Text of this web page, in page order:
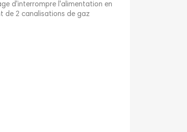
d'interrompre l'alimentation en
de 2 canalisations de gaz